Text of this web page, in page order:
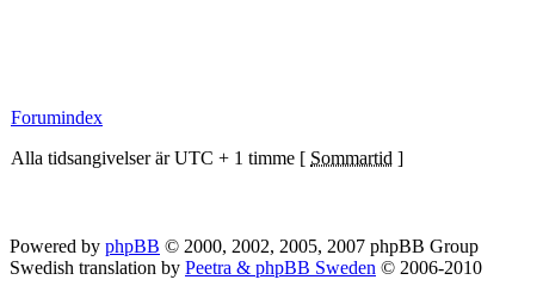
Forumindex
Alla tidsangivelser är UTC + 1 timme [ Sommartid ]
Powered by phpBB © 2000, 2002, 2005, 2007 phpBB Group
Swedish translation by Peetra & phpBB Sweden © 2006-2010